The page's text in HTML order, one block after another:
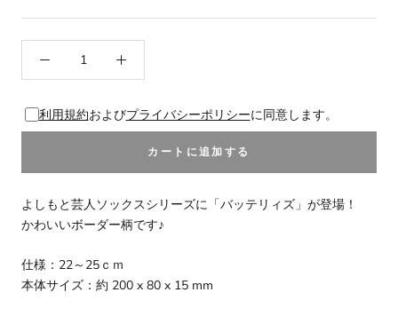
利用規約およびプライバシーポリシーに同意します。
カートに追加する
よしもと芸人ソックスシリーズに「バッテリィズ」が登場！
かわいいボーダー柄です♪
仕様：22～25ｃｍ
本体サイズ：約 200 x 80 x 15 mm